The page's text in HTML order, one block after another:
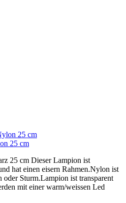
25 cm
25 cm Dieser Lampion ist
hat einen eisern Rahmen.Nylon ist
oder Sturm.Lampion ist transparent
mit einer warm/weissen Led